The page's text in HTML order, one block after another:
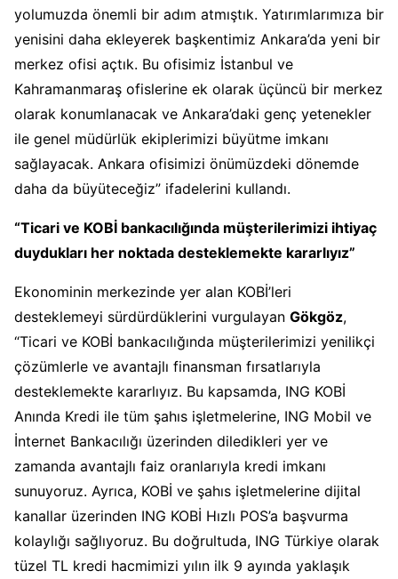
yolumuzda önemli bir adım atmıştık. Yatırımlarımıza bir
yenisini daha ekleyerek başkentimiz Ankara’da yeni bir
merkez ofisi açtık. Bu ofisimiz İstanbul ve
Kahramanmaraş ofislerine ek olarak üçüncü bir merkez
olarak konumlanacak ve Ankara’daki genç yetenekler
ile genel müdürlük ekiplerimizi büyütme imkanı
sağlayacak. Ankara ofisimizi önümüzdeki dönemde
daha da büyüteceğiz” ifadelerini kullandı.
“Ticari ve KOBİ bankacılığında müşterilerimizi ihtiyaç
duydukları her noktada desteklemekte kararlıyız”
Ekonominin merkezinde yer alan KOBİ’leri
desteklemeyi sürdürdüklerini vurgulayan Gökgöz,
“Ticari ve KOBİ bankacılığında müşterilerimizi yenilikçi
çözümlerle ve avantajlı finansman fırsatlarıyla
desteklemekte kararlıyız. Bu kapsamda, ING KOBİ
Anında Kredi ile tüm şahıs işletmelerine, ING Mobil ve
İnternet Bankacılığı üzerinden diledikleri yer ve
zamanda avantajlı faiz oranlarıyla kredi imkanı
sunuyoruz. Ayrıca, KOBİ ve şahıs işletmelerine dijital
kanallar üzerinden ING KOBİ Hızlı POS’a başvurma
kolaylığı sağlıyoruz. Bu doğrultuda, ING Türkiye olarak
tüzel TL kredi hacmimizi yılın ilk 9 ayında yaklaşık